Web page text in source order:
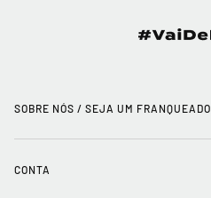
SOBRE NÓS / SEJA UM FRANQUEADO
CONTA